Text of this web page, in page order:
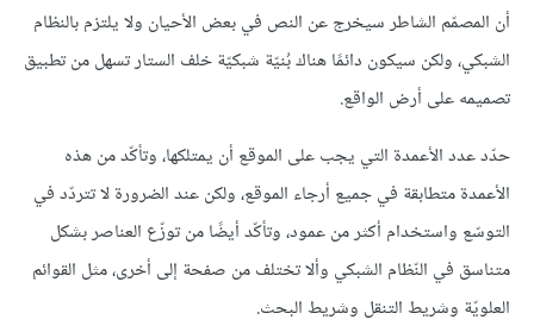
أن المصمّم الشاطر سيخرج عن النص في بعض الأحيان ولا يلتزم بالنظام
الشبكي، ولكن سيكون دائمًا هناك بُنيّة شبكيّة خلف الستار تسهل من تطبيق
تصميمه على أرض الواقع.
حدّد عدد الأعمدة التي يجب على الموقع أن يمتلكها، وتأكّد من هذه
الأعمدة متطابقة في جميع أرجاء الموقع، ولكن عند الضرورة لا تتردّد في
التوسّع واستخدام أكثر من عمود، وتأكّد أيضًا من توزّع العناصر بشكل
متناسق في النّظام الشبكي وألا تختلف من صفحة إلى أخرى، مثل القوائم
العلويّة وشريط التنقل وشريط البحث.